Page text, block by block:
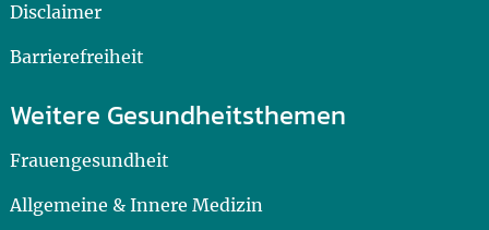
Disclaimer
Barrierefreiheit
Weitere Gesundheitsthemen
Frauengesundheit
Allgemeine & Innere Medizin